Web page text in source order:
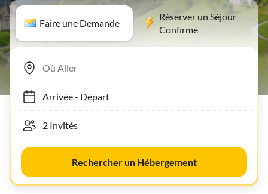
Faire une Demande
Réserver un Séjour
Confirmé
Arrivée- Départ
Rechercher un Hébergement